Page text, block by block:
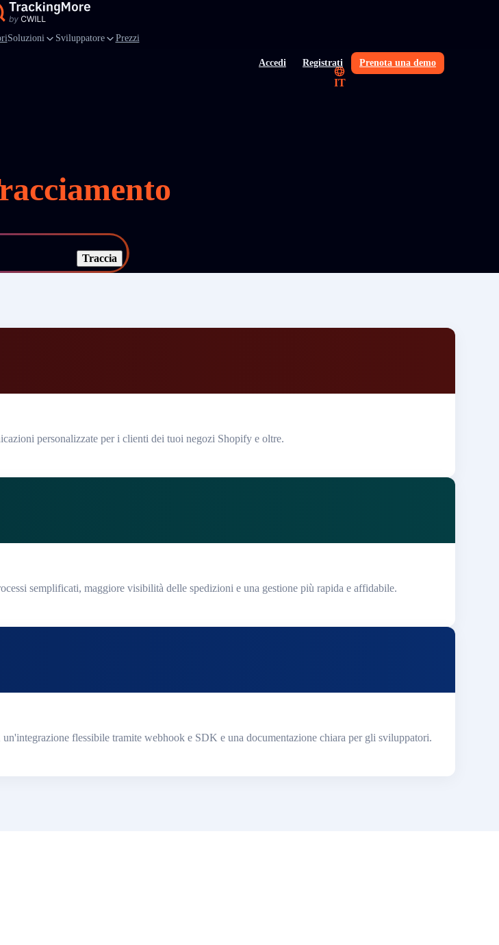
Soluzioni Sviluppatore Prezzi
Accedi Registrati Prenota una demo
IT
Traccia
personalizzate per i clienti dei tuoi negozi Shopify e oltre.
semplificati, maggiore visibilità delle spedizioni e una gestione più rapida e affidabile.
flessibile tramite webhook e SDK e una documentazione chiara per gli sviluppatori.